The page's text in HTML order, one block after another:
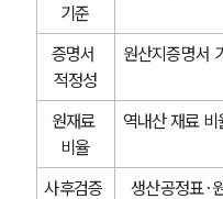
기준
증명서
적정성
원산지증명서
원재료
비율
역내산 재료
사후검증
생산공정표·